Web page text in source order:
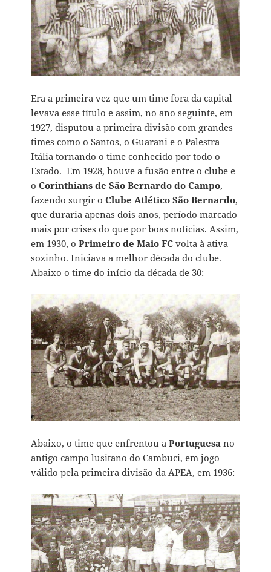
Era a primeira vez que um time fora da capital
levava esse título e assim, no ano seguinte, em
1927, disputou a primeira divisão com grandes
times como o Santos, o Guarani e o Palestra
Itália tornando o time conhecido por todo o
Estado. Em 1928, houve a fusão entre o clube e
oCorinthians de São Bernardo do Campo,
fazendo surgir oClube Atlético São Bernardo,
que duraria apenas dois anos, período marcado
mais por crises do que por boas notícias. Assim,
em 1930, oPrimeiro de Maio FC volta à ativa
sozinho. Iniciava a melhor década do clube.
Abaixo o time do início da década de 30:
Abaixo, o time que enfrentou aPortuguesa no
antigo campo lusitano do Cambuci, em jogo
válido pela primeira divisão da APEA, em 1936: